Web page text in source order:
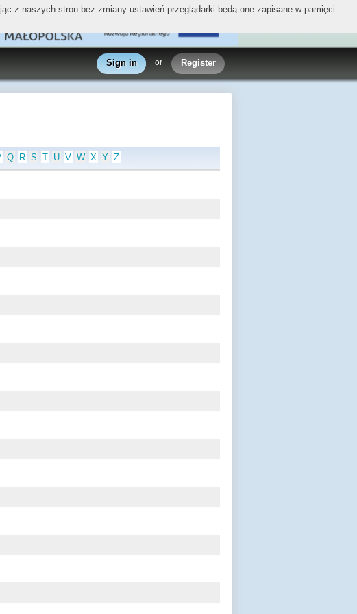
Sign in or Register
Q R S T U V W X Y Z
z naszych stron bez zmiany ustawień przeglądarki będą one zapisane w pamięci